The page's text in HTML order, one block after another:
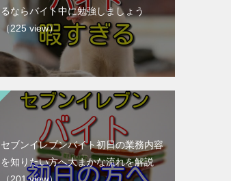
るならバイト中に勉強しましょう
（225 view）
セブンイレブンバイト初日の業務内容
を知りたい方へ大まかな流れを解説
（201 view）